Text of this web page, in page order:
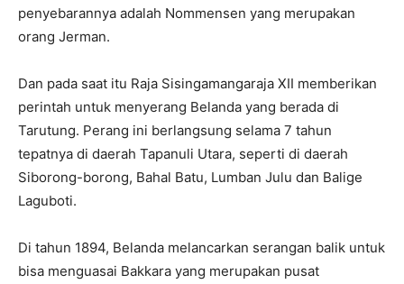
penyebarannya adalah Nommensen yang merupakan
orang Jerman.
Dan pada saat itu Raja Sisingamangaraja XII memberikan
perintah untuk menyerang Belanda yang berada di
Tarutung. Perang ini berlangsung selama 7 tahun
tepatnya di daerah Tapanuli Utara, seperti di daerah
Siborong-borong, Bahal Batu, Lumban Julu dan Balige
Laguboti.
Di tahun 1894, Belanda melancarkan serangan balik untuk
bisa menguasai Bakkara yang merupakan pusat